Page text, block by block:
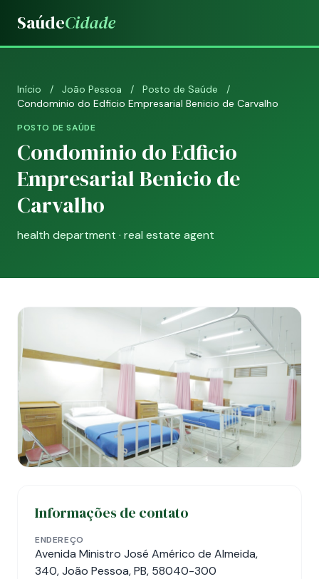
SaúdeCidade
Início / João Pessoa / Posto de Saúde
/
Condominio do Edficio Empresarial Benicio de Carvalho
POSTO DE SAÚDE
Condominio do Edficio
Empresarial Benicio de
Carvalho
health department · real estate agent
Informações de contato
ENDEREÇO
Avenida Ministro José Américo de Almeida,
340, João Pessoa, PB, 58040-300